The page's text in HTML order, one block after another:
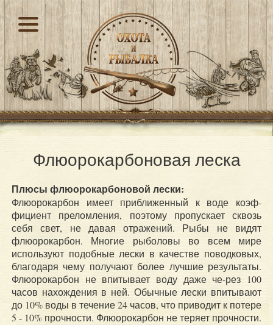
Флюорокарбоновая леска
Плюсы флюорокарбоновой лески:
Флюорокарбон имеет приближенный к воде коэф-
фициент преломления, поэтому пропускает сквозь
себя свет, не давая отражений. Рыбы не видят
флюорокарбон. Многие рыболовы во всем мире
используют подобные лески в качестве поводковых,
благодаря чему получают более лучшие результаты.
Флюорокарбон не впитывает воду даже че-рез 100
часов нахождения в ней. Обычные лески впитывают
до 10% воды в течение 24 часов, что приводит к потере
5 - 10% прочности. Флюорокарбон не теряет прочности.